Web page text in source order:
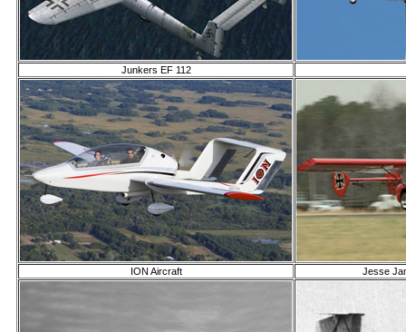
Junkers EF 112
ION Aircraft Jesse